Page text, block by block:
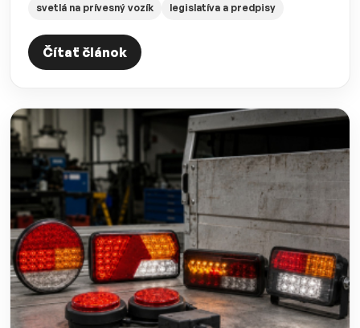
svetlá na prívesný vozík
legislatíva a predpisy
Čítať článok